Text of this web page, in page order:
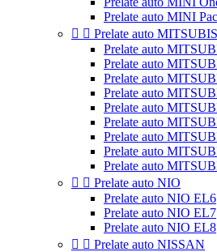
Prelate auto MINI
  Prelate auto
Prelate auto
Prelate auto
Prelate auto
Prelate auto
Prelate auto
Prelate auto
Prelate auto
Prelate auto
Prelate auto
  Prelate auto NIO
Prelate auto NIO EL6
Prelate auto NIO EL7
Prelate auto NIO EL8
  Prelate auto NISSAN